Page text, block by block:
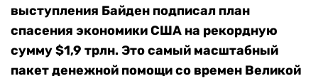
выступления Байден подписал план
спасения экономики США на рекордную
сумму $1,9 трлн. Это самый масштабный
пакет денежной помощи со времен Великой